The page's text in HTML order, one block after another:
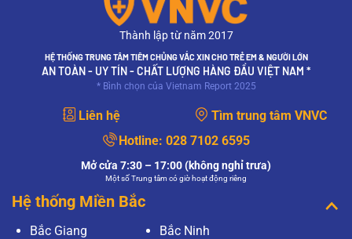
Thành lập từ năm 2017
HỆ THỐNG TRUNG TÂM TIÊM CHỦNG VẮC XIN CHO TRẺ EM & NGƯỜI LỚN
AN TOÀN - UY TÍN - CHẤT LƯỢNG HÀNG ĐẦU VIỆT NAM *
* Bình chọn của Vietnam Report 2025
Liên hệ
Tìm trung tâm VNVC
Hotline: 028 7102 6595
Mở cửa 7:30 – 17:00 (không nghỉ trưa)
Một số Trung tâm có giờ hoạt động riêng
Hệ thống Miền Bắc
Bắc Giang
Bắc Ninh